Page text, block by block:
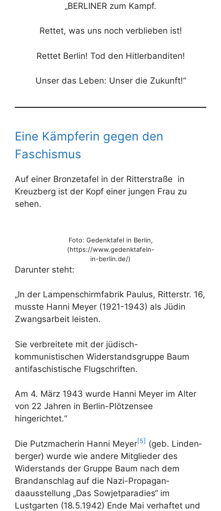
„BERLINER zum Kampf.
Rettet, was uns noch verblieben ist!
Rettet Berlin! Tod den Hitlerbanditen!
Unser das Leben: Unser die Zukunft!“
Eine Kämpferin gegen den
Faschismus
Auf einer Bronzetafel in der Ritterstraße in
Kreuzberg ist der Kopf einer jungen Frau zu
sehen.
Foto: Gedenktafel in Berlin,
(https://www.gedenktafeln-
in-berlin.de/)
Darunter steht:
„In der Lampenschirmfabrik Paulus, Ritterstr. 16,
musste Hanni Meyer (1921-1943) als Jüdin
Zwangsarbeit leisten.
Sie verbreitete mit der jüdisch-
kommunistischen Widerstandsgruppe Baum
antifaschistische Flugschriften.
Am 4. März 1943 wurde Hanni Meyer im Alter
von 22 Jahren in Berlin-Plötzensee
hingerichtet.“
Die Putzmacherin Hanni Meyer[5] (geb. Linden­
ber­ger) wurde wie andere Mitglieder des
Widerstands der Gruppe Baum nach dem
Brandanschlag auf die Nazi-Propagan­
daausstellung „Das Sowjetpa­radies“ im
Lustgarten (18.5.1942) Ende Mai verhaftet und